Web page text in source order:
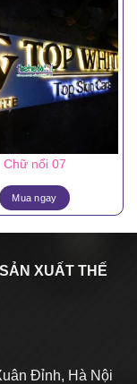
Chữ nổi 07
Mua ngay
XUẤT THẾ
Đỉnh, Hà Nội